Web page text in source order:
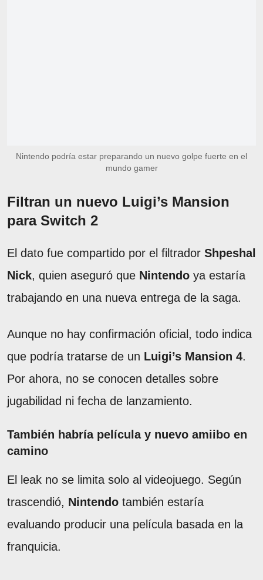
Nintendo podría estar preparando un nuevo golpe fuerte en el
mundo gamer
Filtran un nuevo Luigi’s Mansion
para Switch 2
El dato fue compartido por el filtrador Shpeshal
Nick, quien aseguró que Nintendo ya estaría
trabajando en una nueva entrega de la saga.
Aunque no hay confirmación oficial, todo indica
que podría tratarse de un Luigi’s Mansion 4.
Por ahora, no se conocen detalles sobre
jugabilidad ni fecha de lanzamiento.
También habría película y nuevo amiibo en
camino
El leak no se limita solo al videojuego. Según
trascendió, Nintendo también estaría
evaluando producir una película basada en la
franquicia.